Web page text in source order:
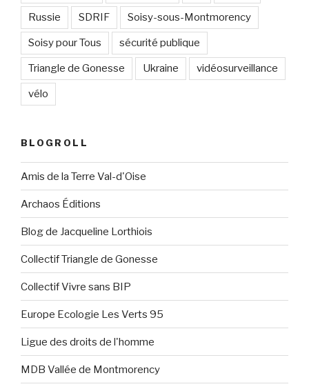
Russie SDRIF Soisy-sous-Montmorency
Soisy pour Tous sécurité publique
Triangle de Gonesse Ukraine vidéosurveillance
vélo
BLOGROLL
Amis de la Terre Val-d'Oise
Archaos Éditions
Blog de Jacqueline Lorthiois
Collectif Triangle de Gonesse
Collectif Vivre sans BIP
Europe Ecologie Les Verts 95
Ligue des droits de l'homme
MDB Vallée de Montmorency